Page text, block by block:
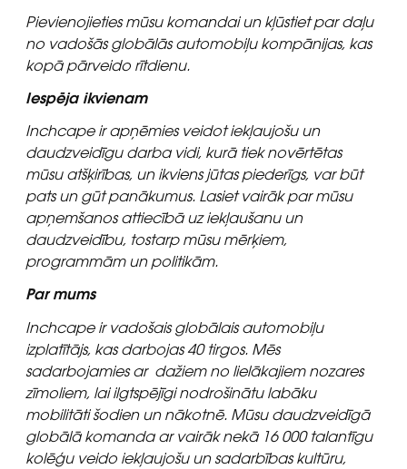
Pievienojieties mūsu komandai un kļūstiet par daļu
no vadošās globālās automobiļu kompānijas, kas
kopā pārveido rītdienu.
Iespēja ikvienam
Inchcape ir apņēmies veidot iekļaujošu un
daudzveidīgu darba vidi, kurā tiek novērtētas
mūsu atšķirības, un ikviens jūtas piederīgs, var būt
pats un gūt panākumus. Lasiet vairāk par mūsu
apņemšanos attiecībā uz iekļaušanu un
daudzveidību, tostarp mūsu mērķiem,
programmām un politikām.
Par mums
Inchcape ir vadošais globālais automobiļu
izplatītājs, kas darbojas 40 tirgos. Mēs
sadarbojamies ar dažiem no lielākajiem nozares
zīmoliem, lai ilgtspējīgi nodrošinātu labāku
mobilitāti šodien un nākotnē. Mūsu daudzveidīgā
globālā komanda ar vairāk nekā 16 000 talantīgu
kolēģu veido iekļaujošu un sadarbības kultūru,